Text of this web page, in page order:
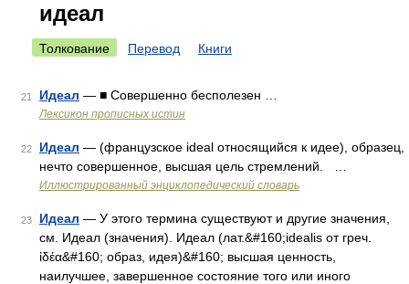
идеал
Толкование Перевод Книги
21 Идеал — ■ Совершенно бесполезен …
Лексикон прописных истин
22 Идеал — (французское ideal относящийся к идее), образец,
нечто совершенное, высшая цель стремлений. …
Иллюстрированный энциклопедический словарь
23 Идеал — У этого термина существуют и другие значения,
см. Идеал (значения). Идеал (лат.&#160;idealis от греч.
ἰδέα&#160; образ, идея)&#160; высшая ценность,
наилучшее, завершенное состояние того или иного